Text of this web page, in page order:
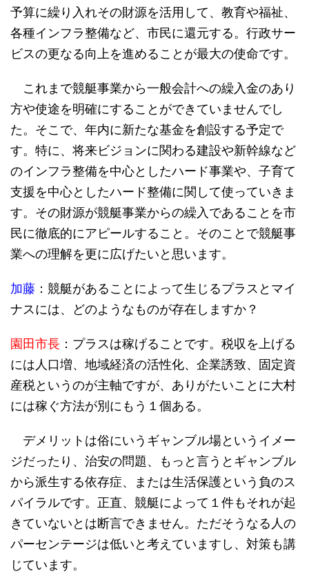
予算に繰り入れその財源を活用して、教育や福祉、
各種インフラ整備など、市民に還元する。行政サー
ビスの更なる向上を進めることが最大の使命です。
これまで競艇事業から一般会計への繰入金のあり
方や使途を明確にすることができていませんでし
た。そこで、年内に新たな基金を創設する予定で
す。特に、将来ビジョンに関わる建設や新幹線など
のインフラ整備を中心としたハード事業や、子育て
支援を中心としたハード整備に関して使っていきま
す。その財源が競艇事業からの繰入であることを市
民に徹底的にアピールすること。そのことで競艇事
業への理解を更に広げたいと思います。
加藤 ：競艇があることによって生じるプラスとマイ
ナスには、どのようなものが存在しますか？
園田市長 ：プラスは稼げることです。税収を上げる
には人口増、地域経済の活性化、企業誘致、固定資
産税というのが主軸ですが、ありがたいことに大村
には稼ぐ方法が別にもう１個ある。
デメリットは俗にいうギャンブル場というイメー
ジだったり、治安の問題、もっと言うとギャンブル
から派生する依存症、または生活保護という負のス
パイラルです。正直、競艇によって１件もそれが起
きていないとは断言できません。ただそうなる人の
パーセンテージは低いと考えていますし、対策も講
じています。